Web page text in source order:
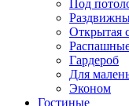
Под
Открытая
Гардероб
Для
Эконом
Гостиные